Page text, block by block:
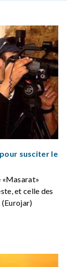
susciter le
«Masarat»
et celle des
(Eurojar)